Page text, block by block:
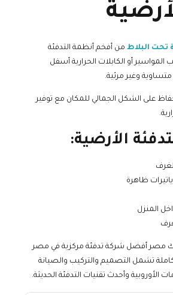
تحت البلاط من أفخم أنظمة التدفئة
المواسير أو الكابلات الحرارية أسفل
متساوية وغير مرئية.
على الشكل الجمالي للمكان مع توفير
الأرضية:
ظاهرة
المنزل
مصر أفضل شركة تدفئة مركزية في مصر
تشمل التصميم والتركيب والصيانة
الأوروبية وأحدث تقنيات التدفئة الحديثة.